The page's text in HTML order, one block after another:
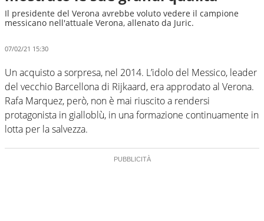
Il presidente del Verona avrebbe voluto vedere il campione
messicano nell'attuale Verona, allenato da Juric.
07/02/21 15:30
Un acquisto a sorpresa, nel 2014. L’idolo del Messico, leader
del vecchio Barcellona di Rijkaard, era approdato al Verona.
Rafa Marquez, però, non è mai riuscito a rendersi
protagonista in gialloblù, in una formazione continuamente in
lotta per la salvezza.